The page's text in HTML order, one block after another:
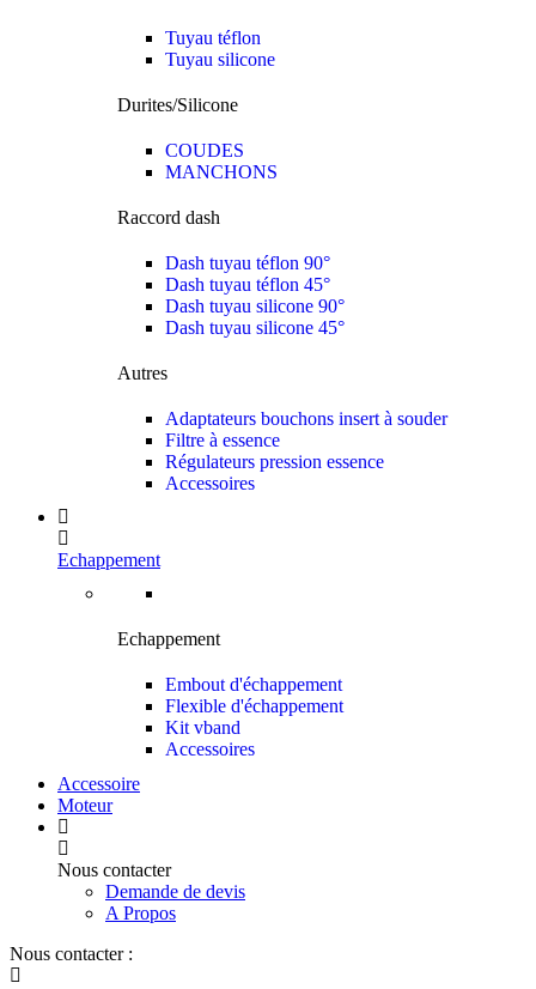
Tuyau téflon
Tuyau silicone
Durites/Silicone
COUDES
MANCHONS
Raccord dash
Dash tuyau téflon 90°
Dash tuyau téflon 45°
Dash tuyau silicone 90°
Dash tuyau silicone 45°
Autres
Adaptateurs bouchons insert à souder
Filtre à essence
Régulateurs pression essence
Accessoires
Echappement
Echappement
Embout d'échappement
Flexible d'échappement
Kit vband
Accessoires
Accessoire
Moteur
Nous contacter
Demande de devis
A Propos
Nous contacter :